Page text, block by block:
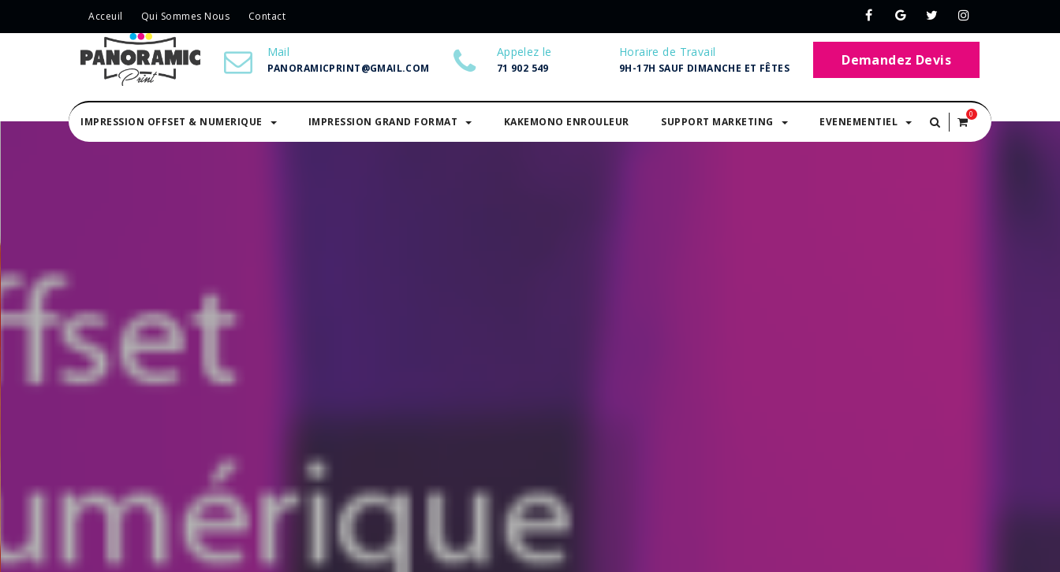
Acceuil Qui Sommes Nous Contact
Mail
PANORAMICPRINT@GMAIL.COM
Appelez le
71 902 549
Horaire de Travail
9H-17H SAUF DIMANCHE ET FÊTES Demandez Devis
IMPRESSION OFFSET & NUMERIQUE IMPRESSION GRAND FORMAT KAKEMONO ENROULEUR SUPPORT MARKETING EVENEMENTIEL
0